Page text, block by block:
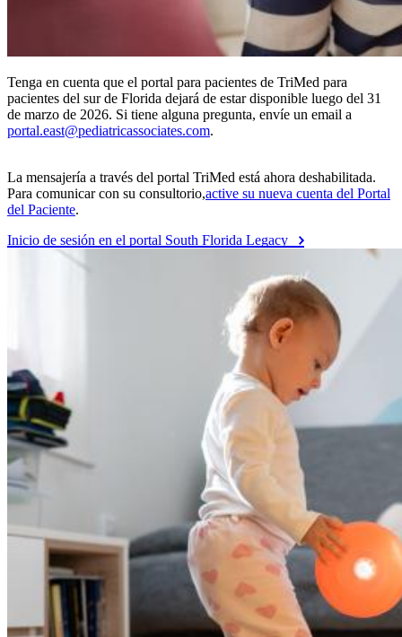
Tenga en cuenta que el portal para pacientes de TriMed para
pacientes del sur de Florida dejará de estar disponible luego del 31
de marzo de 2026. Si tiene alguna pregunta, envíe un email a
portal.east@pediatricassociates.com.
La mensajería a través del portal TriMed está ahora deshabilitada.
Para comunicar con su consultorio,active su nueva cuenta del Portal
del Paciente.
Inicio de sesión en el portal South Florida Legacy